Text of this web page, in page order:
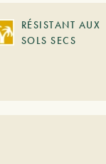
RÉSISTANT AUX
SOLS SECS